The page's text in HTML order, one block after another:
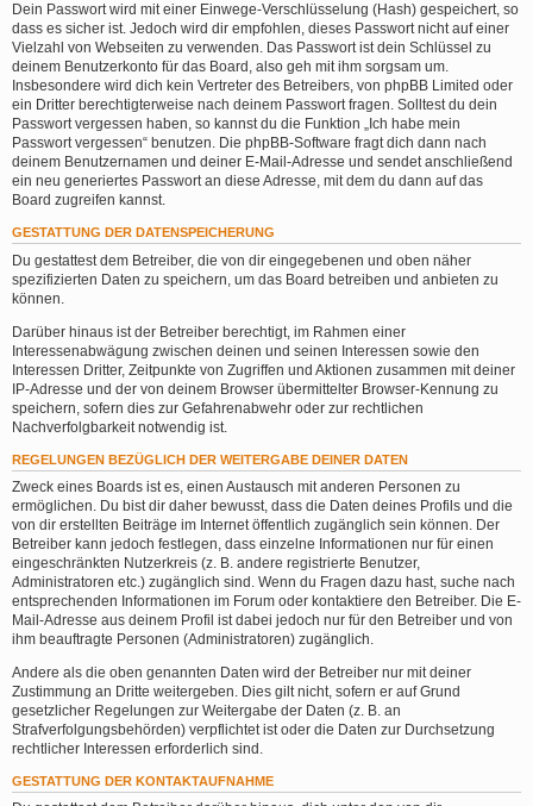
Dein Passwort wird mit einer Einwege-Verschlüsselung (Hash) gespeichert, so
dass es sicher ist. Jedoch wird dir empfohlen, dieses Passwort nicht auf einer
Vielzahl von Webseiten zu verwenden. Das Passwort ist dein Schlüssel zu
deinem Benutzerkonto für das Board, also geh mit ihm sorgsam um.
Insbesondere wird dich kein Vertreter des Betreibers, von phpBB Limited oder
ein Dritter berechtigterweise nach deinem Passwort fragen. Solltest du dein
Passwort vergessen haben, so kannst du die Funktion „Ich habe mein
Passwort vergessen“ benutzen. Die phpBB-Software fragt dich dann nach
deinem Benutzernamen und deiner E-Mail-Adresse und sendet anschließend
ein neu generiertes Passwort an diese Adresse, mit dem du dann auf das
Board zugreifen kannst.
GESTATTUNG DER DATENSPEICHERUNG
Du gestattest dem Betreiber, die von dir eingegebenen und oben näher
spezifizierten Daten zu speichern, um das Board betreiben und anbieten zu
können.
Darüber hinaus ist der Betreiber berechtigt, im Rahmen einer
Interessenabwägung zwischen deinen und seinen Interessen sowie den
Interessen Dritter, Zeitpunkte von Zugriffen und Aktionen zusammen mit deiner
IP-Adresse und der von deinem Browser übermittelter Browser-Kennung zu
speichern, sofern dies zur Gefahrenabwehr oder zur rechtlichen
Nachverfolgbarkeit notwendig ist.
REGELUNGEN BEZÜGLICH DER WEITERGABE DEINER DATEN
Zweck eines Boards ist es, einen Austausch mit anderen Personen zu
ermöglichen. Du bist dir daher bewusst, dass die Daten deines Profils und die
von dir erstellten Beiträge im Internet öffentlich zugänglich sein können. Der
Betreiber kann jedoch festlegen, dass einzelne Informationen nur für einen
eingeschränkten Nutzerkreis (z. B. andere registrierte Benutzer,
Administratoren etc.) zugänglich sind. Wenn du Fragen dazu hast, suche nach
entsprechenden Informationen im Forum oder kontaktiere den Betreiber. Die E-
Mail-Adresse aus deinem Profil ist dabei jedoch nur für den Betreiber und von
ihm beauftragte Personen (Administratoren) zugänglich.
Andere als die oben genannten Daten wird der Betreiber nur mit deiner
Zustimmung an Dritte weitergeben. Dies gilt nicht, sofern er auf Grund
gesetzlicher Regelungen zur Weitergabe der Daten (z. B. an
Strafverfolgungsbehörden) verpflichtet ist oder die Daten zur Durchsetzung
rechtlicher Interessen erforderlich sind.
GESTATTUNG DER KONTAKTAUFNAHME